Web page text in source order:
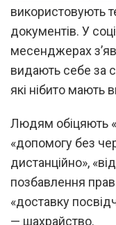
використовують
документів. У
месенджерах
видають себе за
які нібито мають
Людям обіцяють
«допомогу без
дистанційно»,
позбавлення
«доставку
— шахрайство.